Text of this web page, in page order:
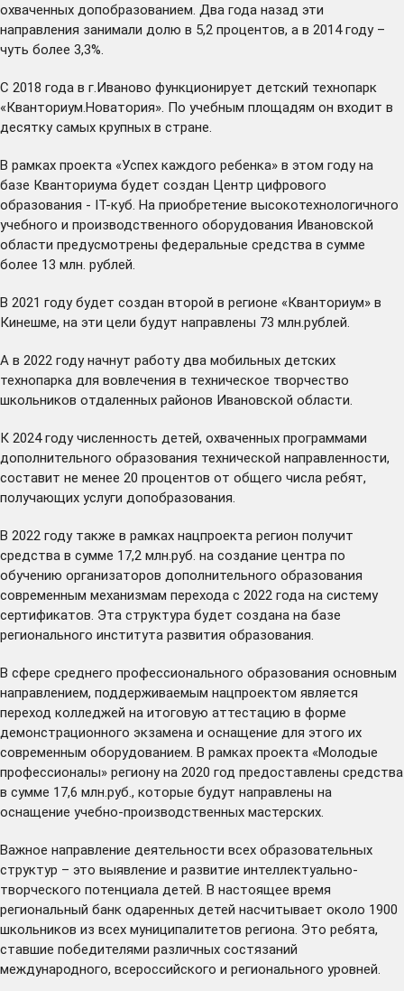
охваченных допобразованием. Два года назад эти
направления занимали долю в 5,2 процентов, а в 2014 году –
чуть более 3,3%.
С 2018 года в г.Иваново функционирует детский технопарк
«Кванториум.Новатория». По учебным площадям он входит в
десятку самых крупных в стране.
В рамках проекта «Успех каждого ребенка» в этом году на
базе Кванториума будет создан Центр цифрового
образования - IT-куб. На приобретение высокотехнологичного
учебного и производственного оборудования Ивановской
области предусмотрены федеральные средства в сумме
более 13 млн. рублей.
В 2021 году будет создан второй в регионе «Кванториум» в
Кинешме, на эти цели будут направлены 73 млн.рублей.
А в 2022 году начнут работу два мобильных детских
технопарка для вовлечения в техническое творчество
школьников отдаленных районов Ивановской области.
К 2024 году численность детей, охваченных программами
дополнительного образования технической направленности,
составит не менее 20 процентов от общего числа ребят,
получающих услуги допобразования.
В 2022 году также в рамках нацпроекта регион получит
средства в сумме 17,2 млн.руб. на создание центра по
обучению организаторов дополнительного образования
современным механизмам перехода с 2022 года на систему
сертификатов. Эта структура будет создана на базе
регионального института развития образования.
В сфере среднего профессионального образования основным
направлением, поддерживаемым нацпроектом является
переход колледжей на итоговую аттестацию в форме
демонстрационного экзамена и оснащение для этого их
современным оборудованием. В рамках проекта «Молодые
профессионалы» региону на 2020 год предоставлены средства
в сумме 17,6 млн.руб., которые будут направлены на
оснащение учебно-производственных мастерских.
Важное направление деятельности всех образовательных
структур – это выявление и развитие интеллектуально-
творческого потенциала детей. В настоящее время
региональный банк одаренных детей насчитывает около 1900
школьников из всех муниципалитетов региона. Это ребята,
ставшие победителями различных состязаний
международного, всероссийского и регионального уровней.